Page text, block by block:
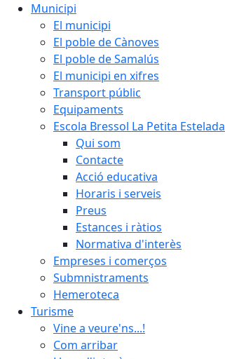
Municipi
El municipi
El poble de Cànoves
El poble de Samalús
El municipi en xifres
Transport públic
Equipaments
Escola Bressol La Petita Estelada
Qui som
Contacte
Acció educativa
Horaris i serveis
Preus
Estances i ràtios
Normativa d'interès
Empreses i comerços
Submnistraments
Hemeroteca
Turisme
Vine a veure'ns...!
Com arribar